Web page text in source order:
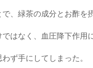
で、緑茶の成分とお酢を
ではなく、血圧降下作用
ず手にしてしまった。